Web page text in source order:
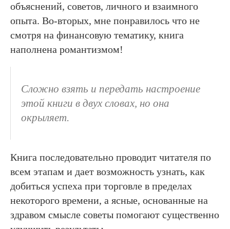
объяснений, советов, личного и взаимного
опыта. Во-вторых, мне понравилось что не
смотря на финансовую тематику, книга
наполнена романтизмом!
Сложно взять и передать настроение
этой книги в двух словах, но она
окрыляет.
Книга последовательно проводит читателя по
всем этапам и дает возможность узнать, как
добиться успеха при торговле в пределах
некоторого времени, а ясные, основанные на
здравом смысле советы помогают существенно